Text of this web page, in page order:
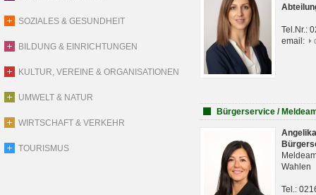
SOZIALES & GESUNDHEIT
BILDUNG & EINRICHTUNGEN
KULTUR, VEREINE & ORGANISATIONEN
UMWELT & NATUR
WIRTSCHAFT & VERKEHR
TOURISMUS
Tel.Nr.:
email:
Bürgerservice /
Wahlen
Tel.: